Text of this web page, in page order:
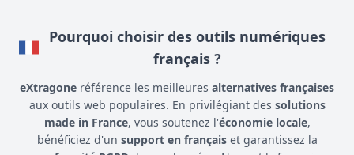
Pourquoi choisir des outils numériques
français ?
eXtragone référence les meilleures alternatives françaises
aux outils web populaires. En privilégiant des solutions
made in France, vous soutenez l'économie locale,
bénéficiez d'un support en françaiset garantissez la